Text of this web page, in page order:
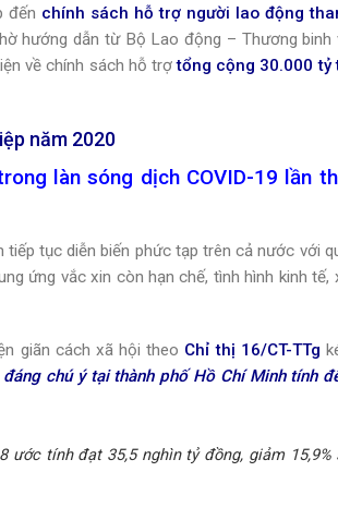
đến chính sách hỗ trợ người lao động
hướng dẫn từ Bộ Lao động – Thương binh
về chính sách hỗ trợtổng cộng 30.000 tỷ
năm 2020
làn sóng dịch COVID-19 lần
tục diễn biến phức tạp trên cả nước với
ứng vắc xin còn hạn chế, tình hình kinh tế,
giãn cách xã hội theo Chỉ thị 16/CT-TTg
chú ý tại thành phố Hồ Chí Minh tính
ước tính đạt 35,5 nghìn tỷ đồng, giảm 15,9%